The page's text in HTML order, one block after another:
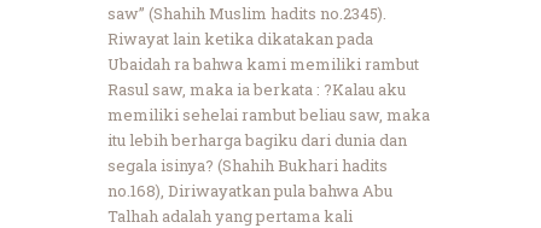
saw” (Shahih Muslim hadits no.2345).
Riwayat lain ketika dikatakan pada
Ubaidah ra bahwa kami memiliki rambut
Rasul saw, maka ia berkata : ?Kalau aku
memiliki sehelai rambut beliau saw, maka
itu lebih berharga bagiku dari dunia dan
segala isinya? (Shahih Bukhari hadits
no.168), Diriwayatkan pula bahwa Abu
Talhah adalah yang pertama kali